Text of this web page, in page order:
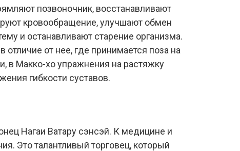
позвоночник, восстанавливают
кровообращение, улучшают обмен
и останавливают старение организма.
от нее, где принимается поза на
в Макко-хо упражнения на растяжку
гибкости суставов.
Нагаи Ватару сэнсэй. К медицине и
Это талантливый торговец, который